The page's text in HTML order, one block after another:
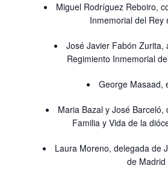
Miguel Rodríguez Reboiro,
Inmemorial del Rey
José Javier Fabón Zurita,
Regimiento Inmemorial
George Masaad,
Maria Bazal y José Barceló,
Familia y Vida de la
Laura Moreno, delegada de
de Madrid